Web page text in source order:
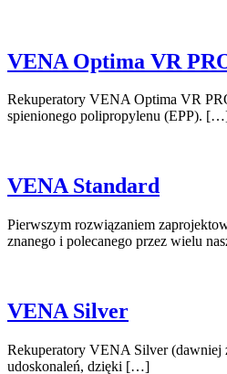
VENA Optima VR
Rekuperatory VENA Optima VR
spienionego polipropylenu (EPP).
VENA Standard
Pierwszym rozwiązaniem
znanego i polecanego przez wielu
VENA Silver
Rekuperatory VENA Silver (dawniej
udoskonaleń, dzięki […]